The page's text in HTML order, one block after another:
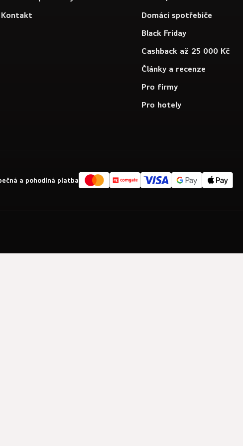
Kontakt
Domácí spotřebiče
Black Friday
Cashback až 25 000 Kč
Články a recenze
Pro firmy
Pro hotely
a pohodlná platba